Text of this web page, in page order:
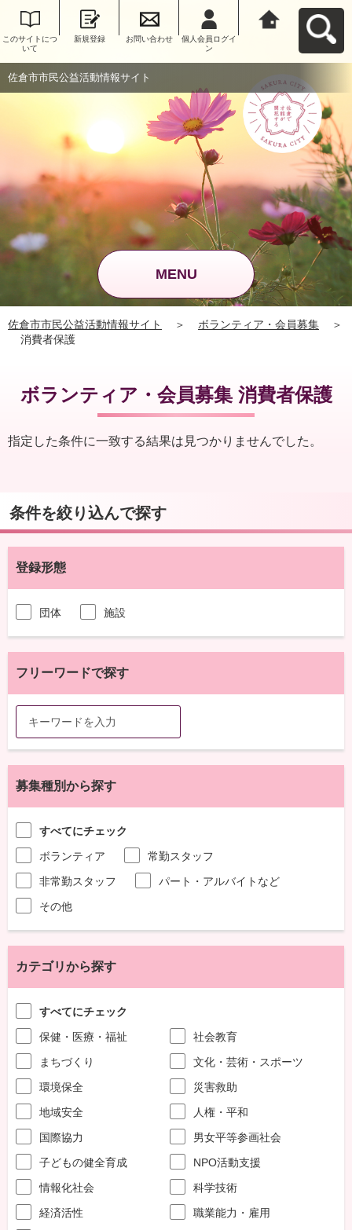
このサイトにつ
いて
新規登録 お問い合わせ
個人会員ログイ
ン
佐倉市市民公益活動情報サイト
MENU
佐倉市市民公益活動情報サイト ＞ ボランティア・会員募集
＞
消費者保護
ボランティア・会員募集 消費者保護
指定した条件に一致する結果は見つかりませんでした。
条件を絞り込んで探す
登録形態
団体 施設
フリーワードで探す
募集種別から探す
すべてにチェック
ボランティア
常勤スタッフ
非常勤スタッフ
パート・アルバイトなど
その他
カテゴリから探す
すべてにチェック
保健・医療・福祉
社会教育
まちづくり
文化・芸術・スポーツ
環境保全
災害救助
地域安全
人権・平和
国際協力
男女平等参画社会
子どもの健全育成
NPO活動支援
情報化社会
科学技術
経済活性
職業能力・雇用